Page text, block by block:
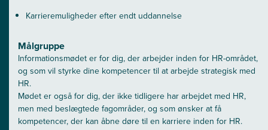
Karrieremuligheder efter endt uddannelse
Målgruppe
Informationsmødet er for dig, der arbejder inden for HR-området,
og som vil styrke dine kompetencer til at arbejde strategisk med
HR.
Mødet er også for dig, der ikke tidligere har arbejdet med HR,
men med beslægtede fagområder, og som ønsker at få
kompetencer, der kan åbne døre til en karriere inden for HR.